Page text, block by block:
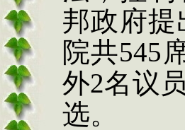
邦政府
院共545
外2名议
选。